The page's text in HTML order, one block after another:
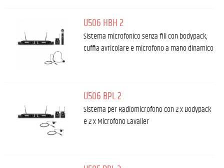
U506 HBH 2
Sistema microfonico senza fili con bodypack,
cuffia avricolare e microfono a mano dinamico
U506 BPL 2
Sistema per Radiomicrofono con 2 x Bodypack
e 2 x Microfono Lavalier